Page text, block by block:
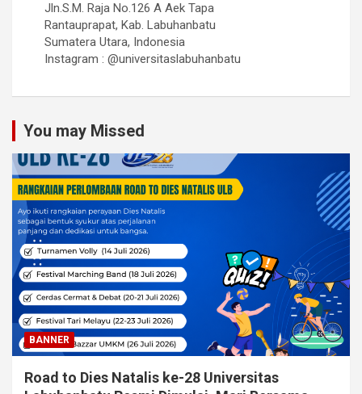
Jln.S.M. Raja No.126 A Aek Tapa
Rantauprapat, Kab. Labuhanbatu
Sumatera Utara, Indonesia
Instagram : @universitaslabuhanbatu
You may Missed
BANNER
Road to Dies Natalis ke-28 Universitas